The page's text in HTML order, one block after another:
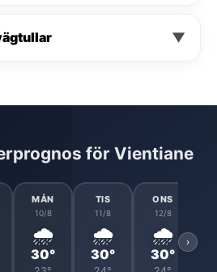
▼
för Vientiane
MÅN
10/8
🌧️
30°
TIS
11/8
🌧️
30°
ONS
12/8
🌧️
30°
›